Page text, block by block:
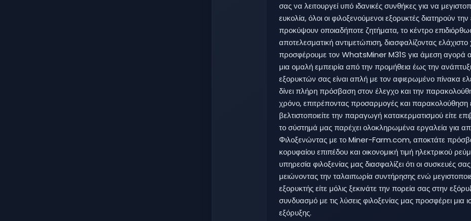
σας να λειτουργεί υπό ιδανικές συνθήκες για να
ευκολία, όλοι οι φιλοξενούμενοι εξορυκτές διατηρούν
προκύψουν οποιαδήποτε ζητήματα, το κέντρο
αποτελεσματική αντιμετώπιση, διασφαλίζοντας
προσφέρουμε τον WhatsMiner M31S για άμεση αγορά
μια ομαλή εμπειρία από την προμήθεια έως την
εξορυκτών σας είναι απλή με τον αφιερωμένο πίνακα
δίνει πλήρη πρόσβαση στον έλεγχο και την
χρόνο, επιτρέποντας προσαρμογές και παρακολούθηση
βελτιστοποιείτε την παραγωγή κατακερματισμού είτε
το σύστημά μας παρέχει ολοκληρωμένα εργαλεία για
Φιλοξενώντας με το Miner-Farm.com, αποκτάτε
κορυφαίου επιπέδου και οικονομική τιμή ηλεκτρικού
υπηρεσία φιλοξενίας μας διασφαλίζει ότι οι συσκευές
μειώνοντας την ταλαιπωρία συντήρησης ενώ
εξορυκτής είτε μόλις ξεκινάτε την πορεία σας στην
συνδυασμό με τις λύσεις φιλοξενίας μας προσφέρει μια
εξόρυξης.